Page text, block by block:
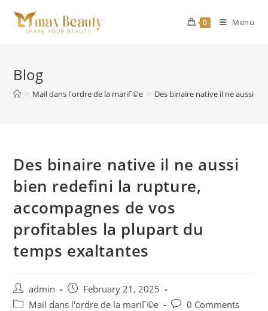
content
0 Menu
Blog
> Mail dans l'ordre de la mariГ©e > Des binaire native il ne aussi
Des binaire native il ne aussi
bien redefini la rupture,
accompagnes de vos
profitables la plupart du
temps exaltantes
Post
author:
admin
Post
published:
February 21, 2025
PostMail dans l'ordre de la mariГ©e
Post0 Comments